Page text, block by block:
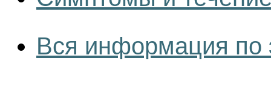
Вся информация по